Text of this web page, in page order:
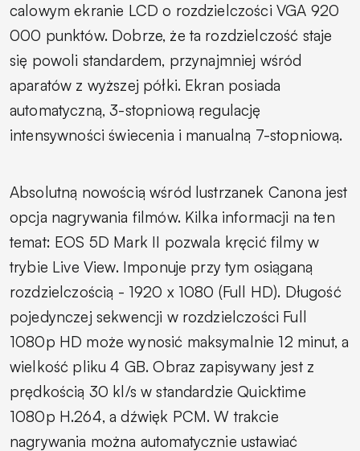
calowym ekranie LCD o rozdzielczości VGA 920
000 punktów. Dobrze, że ta rozdzielczość staje
się powoli standardem, przynajmniej wśród
aparatów z wyższej półki. Ekran posiada
automatyczną, 3-stopniową regulację
intensywności świecenia i manualną 7-stopniową.
Absolutną nowością wśród lustrzanek Canona jest
opcja nagrywania filmów. Kilka informacji na ten
temat: EOS 5D Mark II pozwala kręcić filmy w
trybie Live View. Imponuje przy tym osiąganą
rozdzielczością - 1920 x 1080 (Full HD). Długość
pojedynczej sekwencji w rozdzielczości Full
1080p HD może wynosić maksymalnie 12 minut, a
wielkość pliku 4 GB. Obraz zapisywany jest z
prędkością 30 kl/s w standardzie Quicktime
1080p H.264, a dźwięk PCM. W trakcie
nagrywania można automatycznie ustawiać